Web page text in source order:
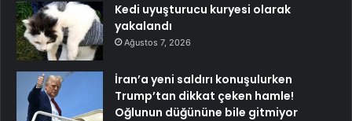
Kedi uyuşturucu kuryesi olarak
yakalandı
Ağustos 7, 2026
İran’a yeni saldırı konuşulurken
Trump’tan dikkat çeken hamle!
Oğlunun düğününe bile gitmiyor